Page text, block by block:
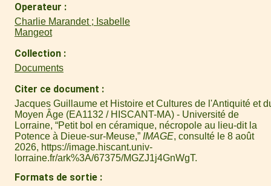
Operateur
Charlie Marandet ; Isabelle
Mangeot
Collection
Documents
Citer ce document
Jacques Guillaume et Histoire et Cultures de l'Antiquité et
Moyen Âge (EA1132 / HISCANT-MA) - Université de
Lorraine, “Petit bol en céramique, nécropole au lieu-dit la
Potence à Dieue-sur-Meuse,” IMAGE, consulté le 8 août
2026, https://image.hiscant.univ-
lorraine.fr/ark%3A/67375/MGZJ1j4GnWgT.
Formats de sortie